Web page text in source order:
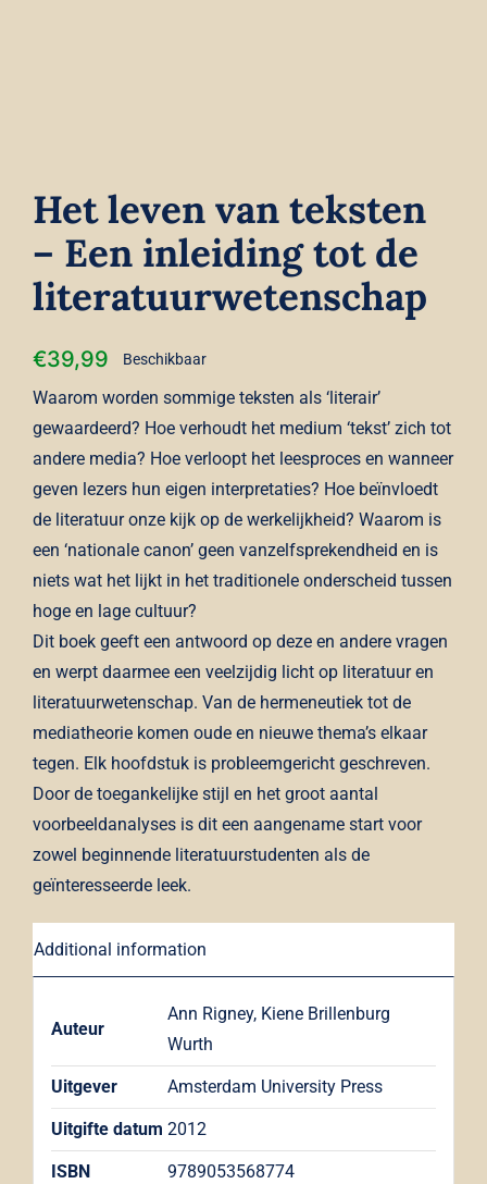
Het leven van teksten
– Een inleiding tot de
literatuurwetenschap
€39,99 Beschikbaar
Waarom worden sommige teksten als ‘literair’
gewaardeerd? Hoe verhoudt het medium ‘tekst’ zich tot
andere media? Hoe verloopt het leesproces en wanneer
geven lezers hun eigen interpretaties? Hoe beïnvloedt
de literatuur onze kijk op de werkelijkheid? Waarom is
een ‘nationale canon’ geen vanzelfsprekendheid en is
niets wat het lijkt in het traditionele onderscheid tussen
hoge en lage cultuur?
Dit boek geeft een antwoord op deze en andere vragen
en werpt daarmee een veelzijdig licht op literatuur en
literatuurwetenschap. Van de hermeneutiek tot de
mediatheorie komen oude en nieuwe thema’s elkaar
tegen. Elk hoofdstuk is probleemgericht geschreven.
Door de toegankelijke stijl en het groot aantal
voorbeeldanalyses is dit een aangename start voor
zowel beginnende literatuurstudenten als de
geïnteresseerde leek.
Additional information
Auteur
Ann Rigney, Kiene Brillenburg
Wurth
Uitgever Amsterdam University Press
Uitgifte datum 2012
ISBN 9789053568774